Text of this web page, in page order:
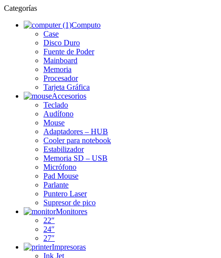
Categorías
Computo
Case
Disco Duro
Fuente de Poder
Mainboard
Memoria
Procesador
Tarjeta Gráfica
Accesorios
Teclado
Audífono
Mouse
Adaptadores – HUB
Cooler para notebook
Estabilizador
Memoria SD – USB
Micrófono
Pad Mouse
Parlante
Puntero Laser
Supresor de pico
Monitores
22″
24″
27″
Impresoras
Ink Jet